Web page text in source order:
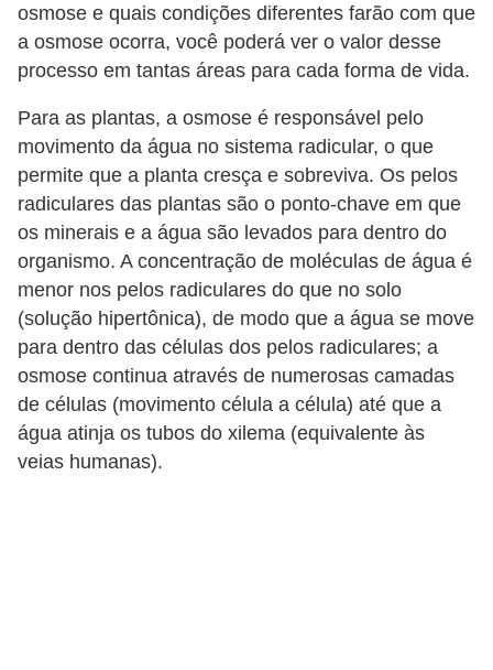
osmose e quais condições diferentes farão com que
a osmose ocorra, você poderá ver o valor desse
processo em tantas áreas para cada forma de vida.
Para as plantas, a osmose é responsável pelo
movimento da água no sistema radicular, o que
permite que a planta cresça e sobreviva. Os pelos
radiculares das plantas são o ponto-chave em que
os minerais e a água são levados para dentro do
organismo. A concentração de moléculas de água é
menor nos pelos radiculares do que no solo
(solução hipertônica), de modo que a água se move
para dentro das células dos pelos radiculares; a
osmose continua através de numerosas camadas
de células (movimento célula a célula) até que a
água atinja os tubos do xilema (equivalente às
veias humanas).